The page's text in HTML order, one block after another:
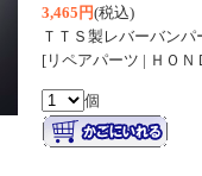
3,465円(税込)
ＴＴＳ製レバーバン
[リペアパーツ | ＨＯＮ
個